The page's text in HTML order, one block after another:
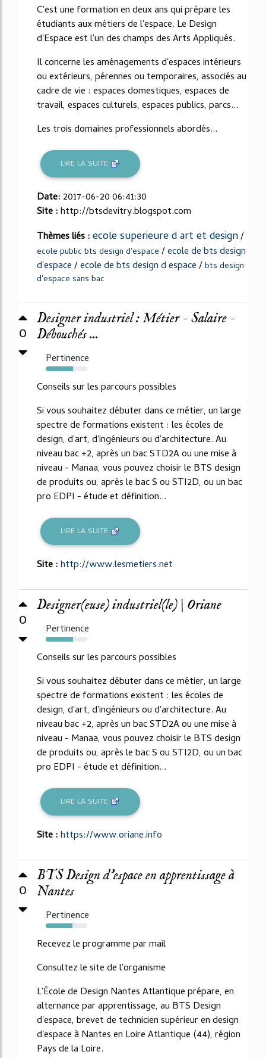
C'est une formation en deux ans qui prépare les
étudiants aux métiers de l'espace. Le Design
d'Espace est l'un des champs des Arts Appliqués.
Il concerne les aménagements d'espaces intérieurs
ou extérieurs, pérennes ou temporaires, associés au
cadre de vie : espaces domestiques, espaces de
travail, espaces culturels, espaces publics, parcs...
Les trois domaines professionnels abordés...
LIRE LA SUITE
Date: 2017-06-20 06:41:30
Site :http://btsdevitry.blogspot.com
Thèmes liés :ecole superieure d art et design/
ecole public bts design d'espace /ecole de bts design
d'espace/ecole de bts design d espace/bts design
d'espace sans bac
0
Designer industriel : Métier - Salaire -
Débouchés ...
Pertinence
65%
Conseils sur les parcours possibles
Si vous souhaitez débuter dans ce métier, un large
spectre de formations existent : les écoles de
design, d'art, d'ingénieurs ou d'architecture. Au
niveau bac +2, après un bac STD2A ou une mise à
niveau - Manaa, vous pouvez choisir le BTS design
de produits ou, après le bac S ou STI2D, ou un bac
pro EDPI - étude et définition...
LIRE LA SUITE
Site :http://www.lesmetiers.net
0
Designer(euse) industriel(le) | Oriane
Pertinence
65%
Conseils sur les parcours possibles
Si vous souhaitez débuter dans ce métier, un large
spectre de formations existent : les écoles de
design, d'art, d'ingénieurs ou d'architecture. Au
niveau bac +2, après un bac STD2A ou une mise à
niveau - Manaa, vous pouvez choisir le BTS design
de produits ou, après le bac S ou STI2D, ou un bac
pro EDPI - étude et définition...
LIRE LA SUITE
Site :https://www.oriane.info
0
BTS Design d'espace en apprentissage à
Nantes
Pertinence
64%
Recevez le programme par mail
Consultez le site de l'organisme
L'École de Design Nantes Atlantique prépare, en
alternance par apprentissage, au BTS Design
d'espace, brevet de technicien supérieur en design
d'espace à Nantes en Loire Atlantique (44), région
Pays de la Loire.